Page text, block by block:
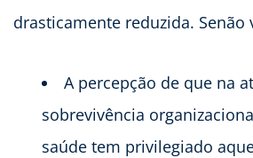
drasticamente reduzida. Senão
A percepção de que na
sobrevivência
saúde tem privilegiado